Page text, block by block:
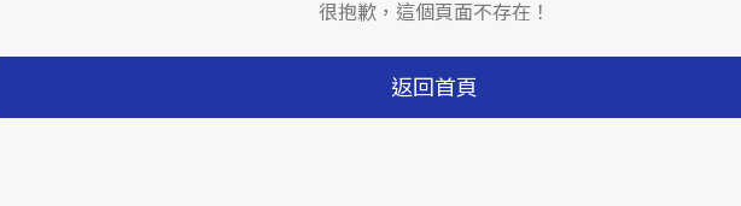
很抱歉，這個頁面不存在！
返回首頁